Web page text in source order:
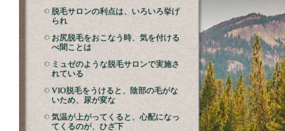
脱毛サロンの利点は、いろいろ挙げ
られ
お尻脱毛をおこなう時、気を付ける
べ聞ことは
ミュゼのような脱毛サロンで実施さ
れている
VIO脱毛をうけると、陰部の毛がな
いため、尿が変な
気温が上がってくると、心配になっ
てくるのが、ひざ下